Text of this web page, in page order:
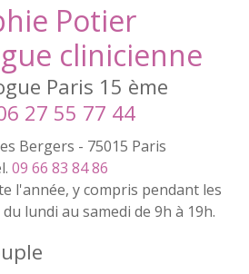
Potier
clinicienne
Paris 15 ème
27 55 77 44
Bergers - 75015 Paris
09 66 83 84 86
l'année, y compris pendant les
lundi au samedi de 9h à 19h.